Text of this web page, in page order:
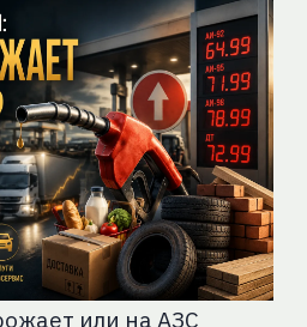
или на АЗС